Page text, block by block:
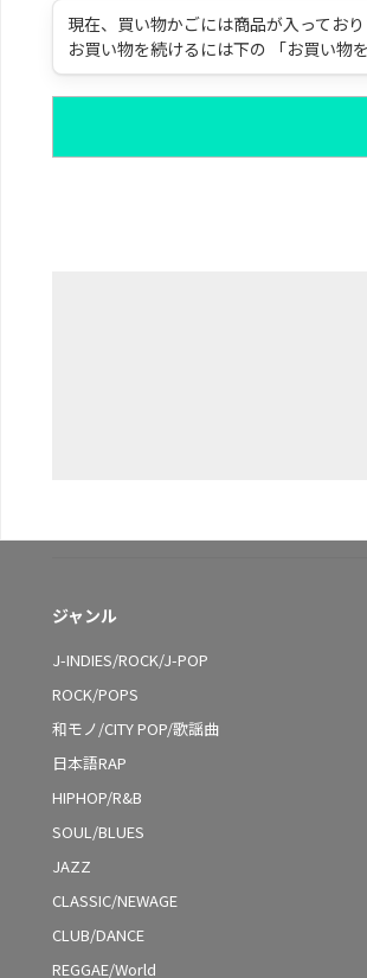
現在、買い物かごには商品が入っており
お買い物を続けるには下の 「お買い物
ジャンル
J-INDIES/ROCK/J-POP
ROCK/POPS
和モノ/CITY POP/歌謡曲
日本語RAP
HIPHOP/R&B
SOUL/BLUES
JAZZ
CLASSIC/NEWAGE
CLUB/DANCE
REGGAE/World